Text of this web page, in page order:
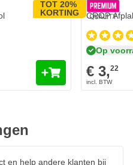
TOT 20%
KORTING
CROP
Op
€ 3,22
en help andere klanten bij